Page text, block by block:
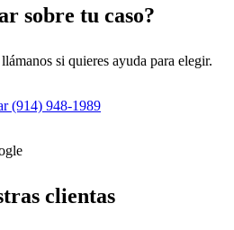
sobre tu caso?
si quieres ayuda para elegir.
(914) 948-1989
clientas